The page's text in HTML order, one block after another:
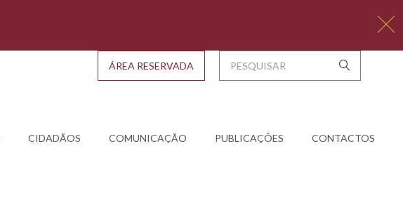
CIDADÃOS COMUNICAÇÃO PUBLICAÇÕES CONTACTOS
ÁREA RESERVADA